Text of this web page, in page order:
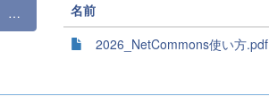
名前
2026_NetCommons使い方.pdf